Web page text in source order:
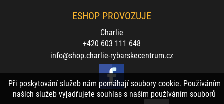
ESHOP PROVOZUJE
Charlie
+420 603 111 648
info@shop.charlie-rybarskecentrum.cz
Při poskytování služeb nám pomáhají soubory cookie. Používáním
našich služeb vyjadřujete souhlas s naším používáním souborů